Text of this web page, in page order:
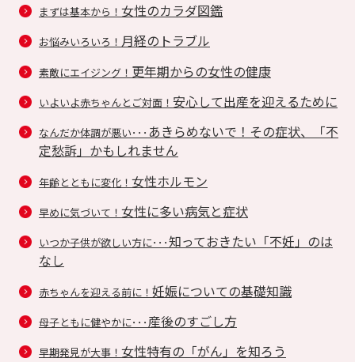
まずは基本から！ 女性のカラダ図鑑
お悩みいろいろ！ 月経のトラブル
素敵にエイジング！ 更年期からの女性の健康
いよいよ赤ちゃんとご対面！ 安心して出産を迎えるために
なんだか体調が悪い･･･ あきらめないで！その症状、「不
定愁訴」かもしれません
年齢とともに変化！ 女性ホルモン
早めに気づいて！ 女性に多い病気と症状
いつか子供が欲しい方に･･･知っておきたい「不妊」のは
なし
赤ちゃんを迎える前に！ 妊娠についての基礎知識
母子ともに健やかに･･･産後のすごし方
早期発見が大事！ 女性特有の「がん」を知ろう